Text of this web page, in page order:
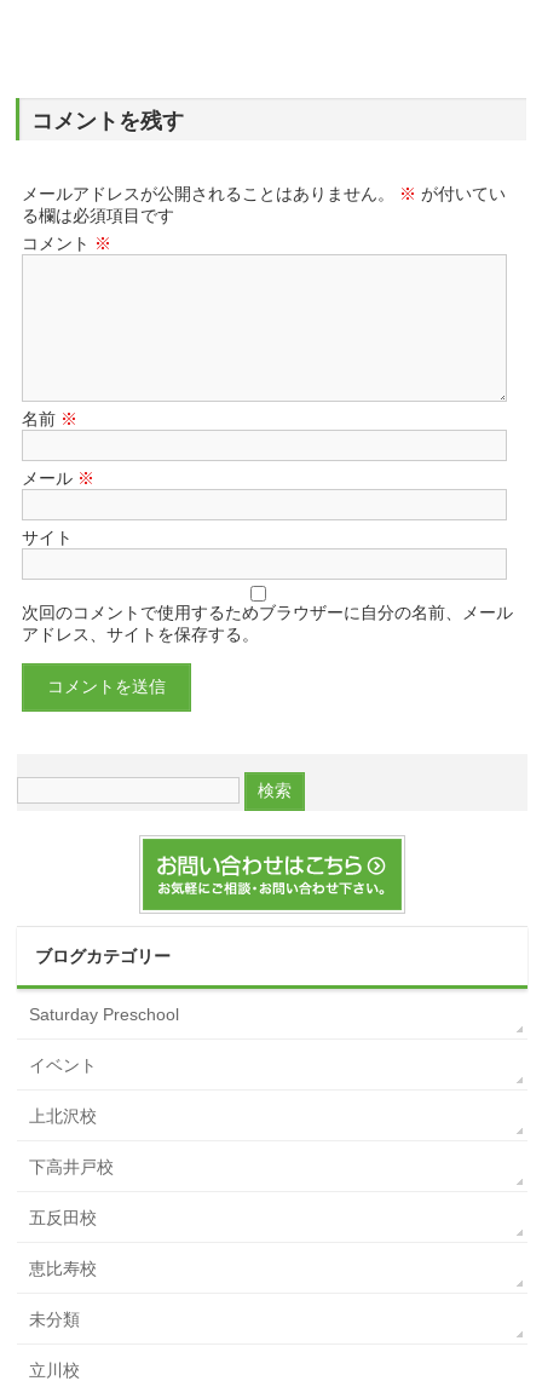
コメントを残す
メールアドレスが公開されることはありません。 ※ が付いてい
る欄は必須項目です
コメント ※
名前 ※
メール ※
サイト
次回のコメントで使用するためブラウザーに自分の名前、メール
アドレス、サイトを保存する。
ブログカテゴリー
Saturday Preschool
イベント
上北沢校
下高井戸校
五反田校
恵比寿校
未分類
立川校